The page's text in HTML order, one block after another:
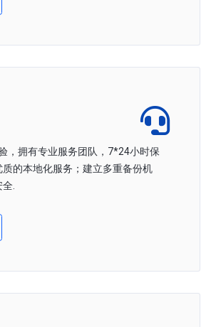
，拥有专业服务团队，7*24小时保
质的本地化服务；建立多重备份机
.